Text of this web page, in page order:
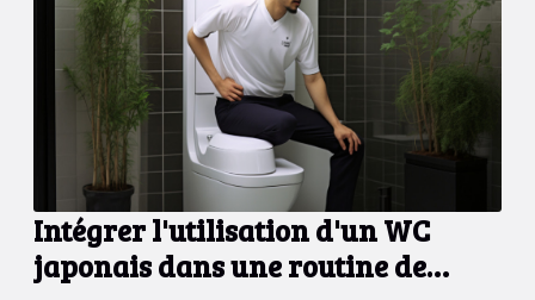
Intégrer l'utilisation d'un WC
japonais dans une routine de